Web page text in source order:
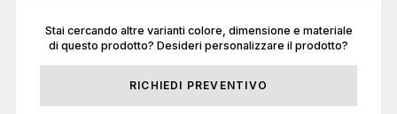
Stai cercando altre varianti colore, dimensione e materiale
di questo prodotto? Desideri personalizzare il prodotto?
RICHIEDI PREVENTIVO